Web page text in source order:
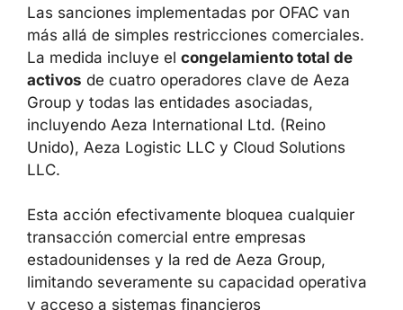
Las sanciones implementadas por OFAC van
más allá de simples restricciones comerciales.
La medida incluye el congelamiento total de
activos de cuatro operadores clave de Aeza
Group y todas las entidades asociadas,
incluyendo Aeza International Ltd. (Reino
Unido), Aeza Logistic LLC y Cloud Solutions
LLC.
Esta acción efectivamente bloquea cualquier
transacción comercial entre empresas
estadounidenses y la red de Aeza Group,
limitando severamente su capacidad operativa
y acceso a sistemas financieros